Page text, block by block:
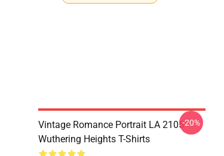
Vintage Romance Portrait LA 2105
Wuthering Heights T-Shirts
-20%